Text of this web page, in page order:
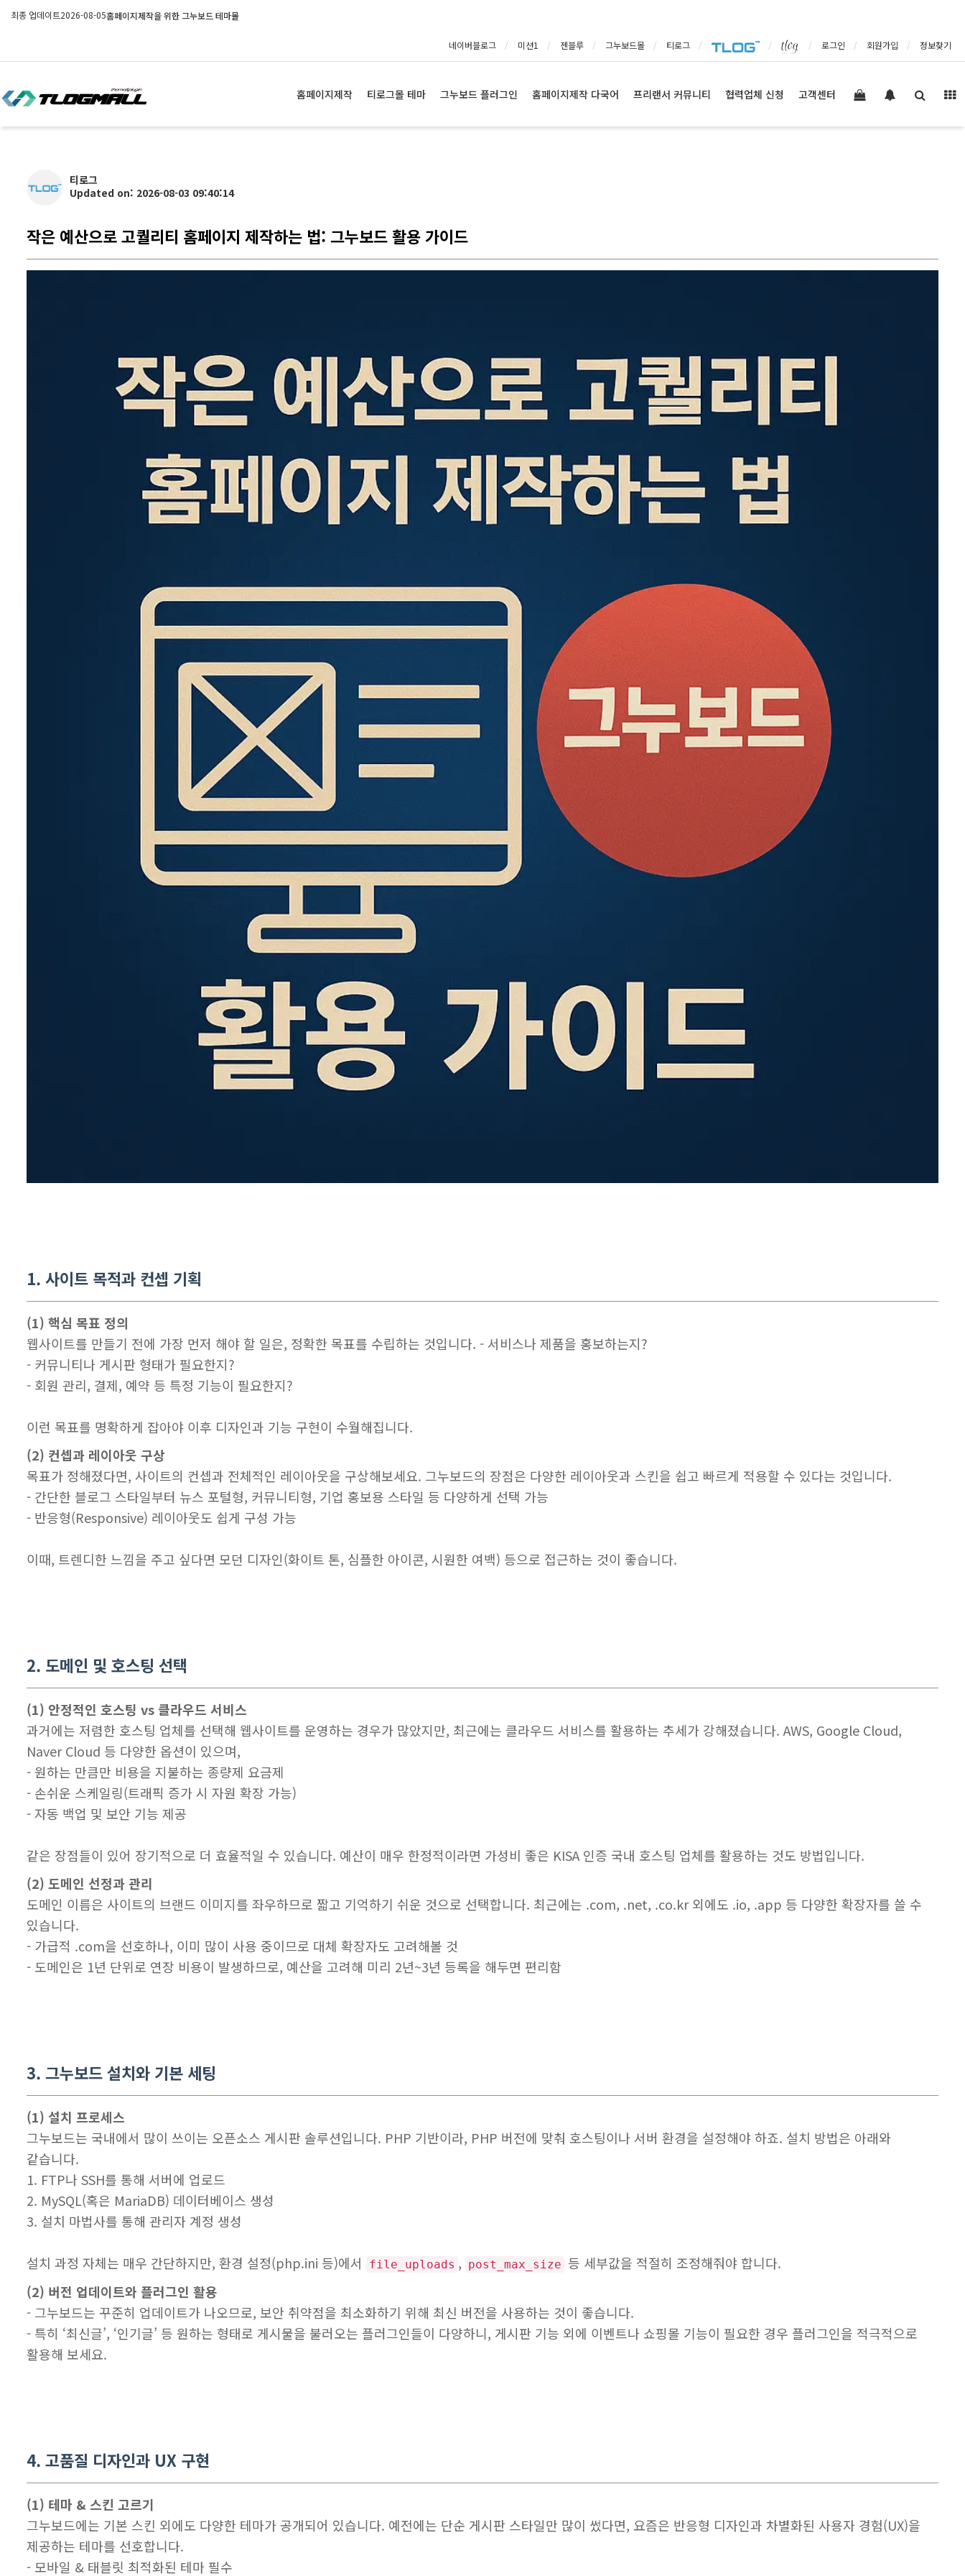
최종 업데이트2026-08-05홈페이지제작을 위한 그누보드 테마몰
네이버블로그 미션1 젠블루 그누보드몰 티로그 로그인 회원가입 정보찾기
홈페이지제작 티로그몰 테마 그누보드 플러그인 홈페이지제작 다국어 프리랜서 커뮤니티 협력업체 신청 고객센터
티로그
Updated on: 2026-08-03 09:40:14
작은 예산으로 고퀄리티 홈페이지 제작하는 법: 그누보드 활용 가이드
1. 사이트 목적과 컨셉 기획
(1) 핵심 목표 정의
웹사이트를 만들기 전에 가장 먼저 해야 할 일은, 정확한 목표를 수립하는 것입니다. - 서비스나 제품을 홍보하는지?
- 커뮤니티나 게시판 형태가 필요한지?
- 회원 관리, 결제, 예약 등 특정 기능이 필요한지?
이런 목표를 명확하게 잡아야 이후 디자인과 기능 구현이 수월해집니다.
(2) 컨셉과 레이아웃 구상
목표가 정해졌다면, 사이트의 컨셉과 전체적인 레이아웃을 구상해보세요. 그누보드의 장점은 다양한 레이아웃과 스킨을 쉽고 빠르게 적용할 수 있다는 것입니다.
- 간단한 블로그 스타일부터 뉴스 포털형, 커뮤니티형, 기업 홍보용 스타일 등 다양하게 선택 가능
- 반응형(Responsive) 레이아웃도 쉽게 구성 가능
이때, 트렌디한 느낌을 주고 싶다면 모던 디자인(화이트 톤, 심플한 아이콘, 시원한 여백) 등으로 접근하는 것이 좋습니다.
2. 도메인 및 호스팅 선택
(1) 안정적인 호스팅 vs 클라우드 서비스
과거에는 저렴한 호스팅 업체를 선택해 웹사이트를 운영하는 경우가 많았지만, 최근에는 클라우드 서비스를 활용하는 추세가 강해졌습니다. AWS, Google Cloud,
Naver Cloud 등 다양한 옵션이 있으며,
- 원하는 만큼만 비용을 지불하는 종량제 요금제
- 손쉬운 스케일링(트래픽 증가 시 자원 확장 가능)
- 자동 백업 및 보안 기능 제공
같은 장점들이 있어 장기적으로 더 효율적일 수 있습니다. 예산이 매우 한정적이라면 가성비 좋은 KISA 인증 국내 호스팅 업체를 활용하는 것도 방법입니다.
(2) 도메인 선정과 관리
도메인 이름은 사이트의 브랜드 이미지를 좌우하므로 짧고 기억하기 쉬운 것으로 선택합니다. 최근에는 .com, .net, .co.kr 외에도 .io, .app 등 다양한 확장자를 쓸 수
있습니다.
- 가급적 .com을 선호하나, 이미 많이 사용 중이므로 대체 확장자도 고려해볼 것
- 도메인은 1년 단위로 연장 비용이 발생하므로, 예산을 고려해 미리 2년~3년 등록을 해두면 편리함
3. 그누보드 설치와 기본 세팅
(1) 설치 프로세스
그누보드는 국내에서 많이 쓰이는 오픈소스 게시판 솔루션입니다. PHP 기반이라, PHP 버전에 맞춰 호스팅이나 서버 환경을 설정해야 하죠. 설치 방법은 아래와
같습니다.
1. FTP나 SSH를 통해 서버에 업로드
2. MySQL(혹은 MariaDB) 데이터베이스 생성
3. 설치 마법사를 통해 관리자 계정 생성
설치 과정 자체는 매우 간단하지만, 환경 설정(php.ini 등)에서 file_uploads , post_max_size 등 세부값을 적절히 조정해줘야 합니다.
(2) 버전 업데이트와 플러그인 활용
- 그누보드는 꾸준히 업데이트가 나오므로, 보안 취약점을 최소화하기 위해 최신 버전을 사용하는 것이 좋습니다.
- 특히 ‘최신글’, ‘인기글’ 등 원하는 형태로 게시물을 불러오는 플러그인들이 다양하니, 게시판 기능 외에 이벤트나 쇼핑몰 기능이 필요한 경우 플러그인을 적극적으로
활용해 보세요.
4. 고품질 디자인과 UX 구현
(1) 테마 & 스킨 고르기
그누보드에는 기본 스킨 외에도 다양한 테마가 공개되어 있습니다. 예전에는 단순 게시판 스타일만 많이 썼다면, 요즘은 반응형 디자인과 차별화된 사용자 경험(UX)을
제공하는 테마를 선호합니다.
- 모바일 & 태블릿 최적화된 테마 필수